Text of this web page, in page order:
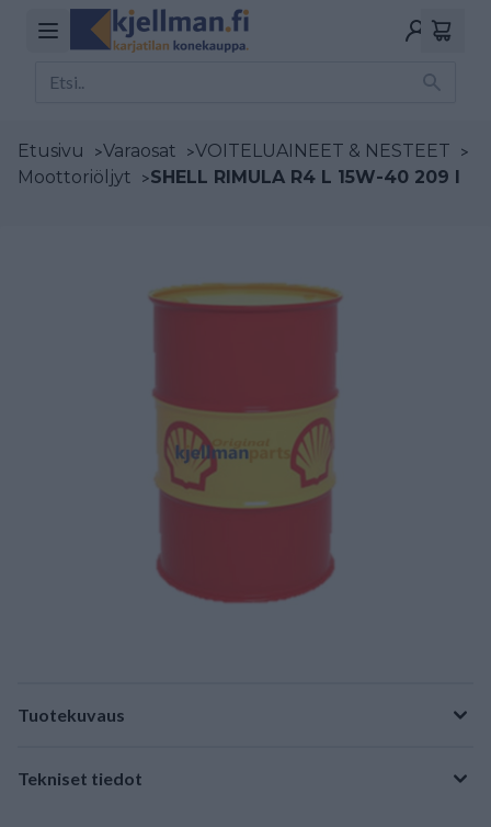
Etusivu >Varaosat >VOITELUAINEET & NESTEET >
Moottoriöljyt >SHELL RIMULA R4 L 15W-40 209 l
Tuotekuvaus
Tekniset tiedot